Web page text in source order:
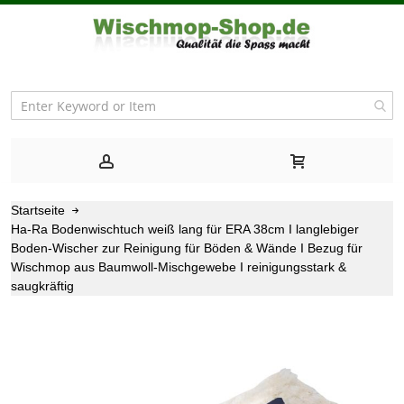
Startseite
Ha-Ra Bodenwischtuch weiß lang für ERA 38cm I langlebiger
Boden-Wischer zur Reinigung für Böden & Wände I Bezug für
Wischmop aus Baumwoll-Mischgewebe I reinigungsstark &
saugkräftig